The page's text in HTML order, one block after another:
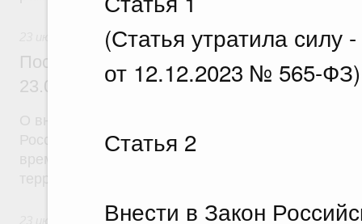
(Статья утратила силу
от 12.12.2023 № 565-ФЗ)
Статья 2
Внести в Закон
Постановление Правительства
23.07.2026 г. № 926
Российской Федерации и Правительством